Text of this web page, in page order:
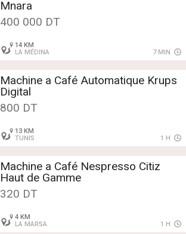
Mnara
400 000 DT
14 KM
LA MÉDINA
7 MIN
Machine a Café Automatique Krups
Digital
800 DT
13 KM
TUNIS
1 H
Machine a Café Nespresso Citiz
Haut de Gamme
320 DT
4 KM
LA MARSA
1 H